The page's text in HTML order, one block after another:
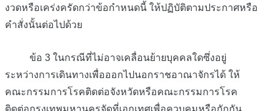
งวดหรือเคร่งครัดกว่าข้อกำหนดนี้ ให้ปฏิบัติตามประกาศหรือ
คำสั่งนั้นต่อไปด้วย
ข้อ 3 ในกรณีที่ไม่อาจเคลื่อนย้ายบุคคลใดซึ่งอยู่
ระหว่างการเดินทางเพื่อออกไปนอกราชอาณาจักรได้ ให้
คณะกรรมการโรคติดต่อจังหวัดหรือคณะกรรมการโรค